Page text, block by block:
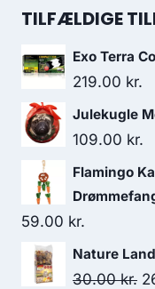
TILFÆLDIGE
Exo Terra
219.00 kr.
Julekugle
109.00 kr.
Flamingo
59.00 kr.
Nature
30.00kr.